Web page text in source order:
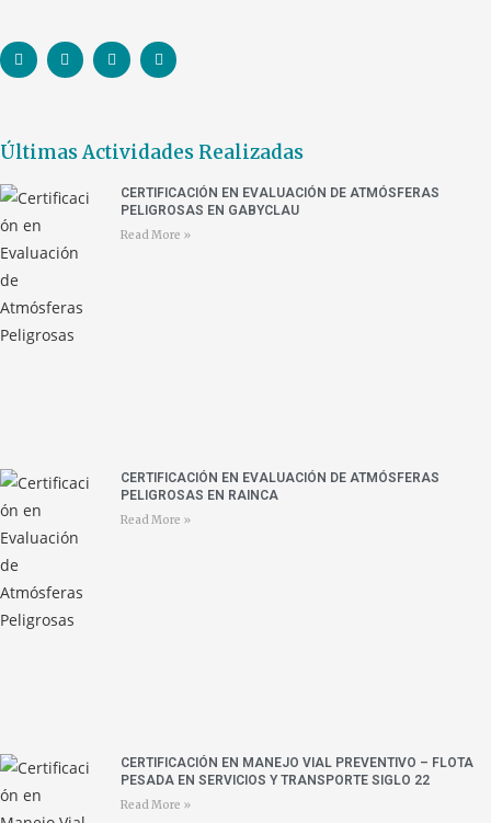
Últimas Actividades Realizadas
CERTIFICACIÓN EN EVALUACIÓN DE ATMÓSFERAS
PELIGROSAS EN GABYCLAU
Read More »
CERTIFICACIÓN EN EVALUACIÓN DE ATMÓSFERAS
PELIGROSAS EN RAINCA
Read More »
CERTIFICACIÓN EN MANEJO VIAL PREVENTIVO – FLOTA
PESADA EN SERVICIOS Y TRANSPORTE SIGLO 22
Read More »